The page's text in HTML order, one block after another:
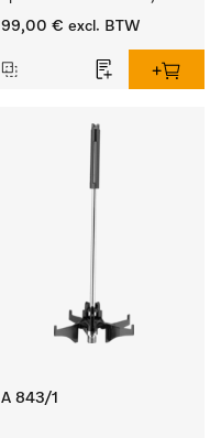
lengte 90 mm, 5 stuks
99,00 € excl. BTW
A 843/1